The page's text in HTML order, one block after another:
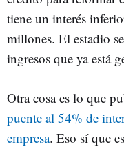
tiene un interés
millones. El estadio
ingresos que ya está
Otra cosa es lo que
puente al 54% de
empresa. Eso sí que